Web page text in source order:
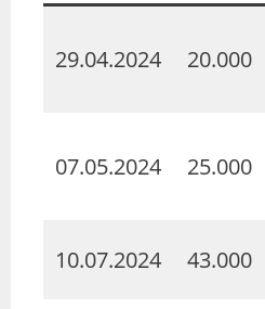
29.04.2024 20.000
07.05.2024 25.000
10.07.2024 43.000